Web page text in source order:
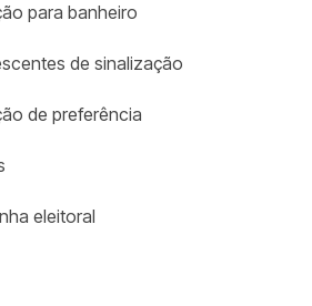
para banheiro
de sinalização
de preferência
eleitoral​